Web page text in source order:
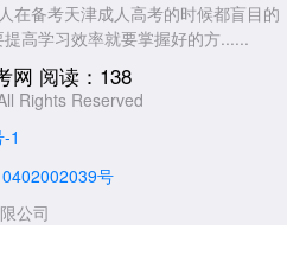
在备考天津成人高考的时候都盲目的
高学习效率就要掌握好的方......
网 阅读：138
Rights Reserved
1
号
公司